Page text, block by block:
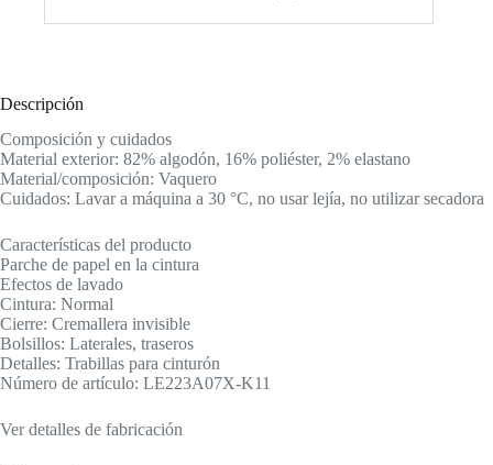
Descripción
Composición y cuidados
Material exterior: 82% algodón, 16% poliéster, 2% elastano
Material/composición: Vaquero
Cuidados: Lavar a máquina a 30 °C, no usar lejía, no utilizar secadora
Características del producto
Parche de papel en la cintura
Efectos de lavado
Cintura: Normal
Cierre: Cremallera invisible
Bolsillos: Laterales, traseros
Detalles: Trabillas para cinturón
Número de artículo: LE223A07X-K11
Ver detalles de fabricación